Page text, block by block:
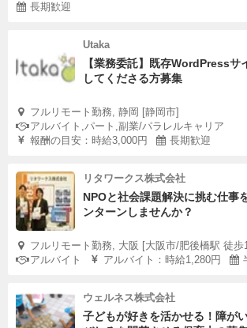
長期歓迎
Utaka
【業務委託】既存WordPressサ
してくださる方募集
フルリモート勤務, 静岡 [静岡市]
アルバイト,パート,副業/パラレルキャリア
報酬の目安：時給3,000円
長期歓迎
リタワークス株式会社
NPOと社会課題解決に挑む仕事
ンターンしませんか？
フルリモート勤務, 大阪 [大阪市/肥後橋駅 徒歩
アルバイト
アルバイト：時給1,280円
ウェルネス株式会社
子どもが好きを活かせる！障が